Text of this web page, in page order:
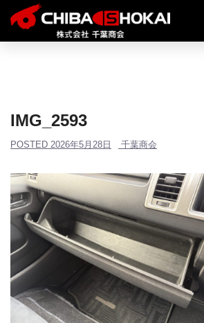
IMG_2593
POSTED 2026年5月28日 千葉商会